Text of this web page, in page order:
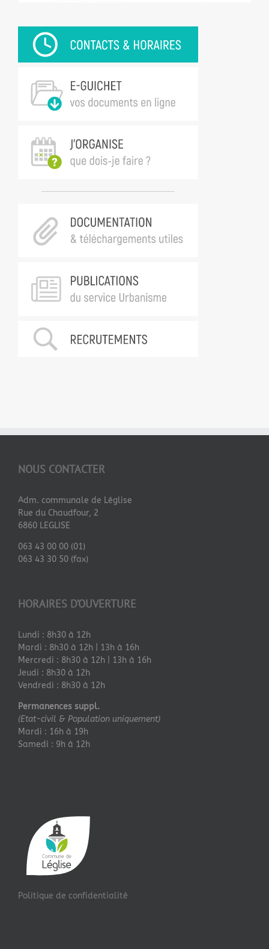
NOUS CONTACTER
Adm. communale de Léglise
Rue du Chaudfour, 2
6860 LEGLISE
063 43 00 00 (01)
063 43 30 50 (fax)
HORAIRES D’OUVERTURE
Lundi : 8h30 à 12h
Mardi : 8h30 à 12h | 13h à 16h
Mercredi : 8h30 à 12h | 13h à 16h
Jeudi : 8h30 à 12h
Vendredi : 8h30 à 12h
Permanences suppl.
(Etat-civil & Population uniquement)
Mardi : 16h à 19h
Samedi : 9h à 12h
Politique de confidentialité